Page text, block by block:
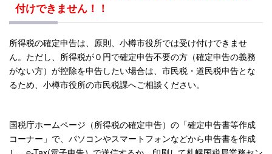
付けできません！！
所得税の確定申告は、原則、小樽市役所では受け付けできませ
ん。ただし、所得税が０円で確定申告不要の方（確定申告の義務
がない方）が控除を申告したい場合は、市民税・道民税申告とな
るため、小樽市役所の市民税課へご相談ください。
国税庁ホームページ（所得税の確定申告）の「確定申告書等作成
コーナー」で、パソコンやスマートフォンなどから申告書を作成